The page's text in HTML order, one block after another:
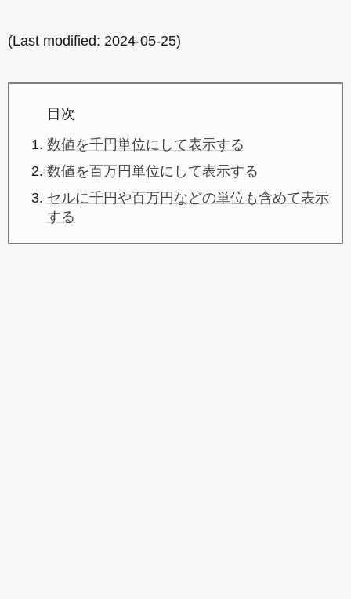
(Last modified: 2024-05-25)
目次
数値を千円単位にして表示する
数値を百万円単位にして表示する
セルに千円や百万円などの単位も含めて表示
する